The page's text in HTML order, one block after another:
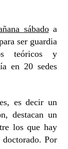
sábadoa
ser guardia
teóricos y
en 20 sedes
es decir un
destacan un
los que hay
Por